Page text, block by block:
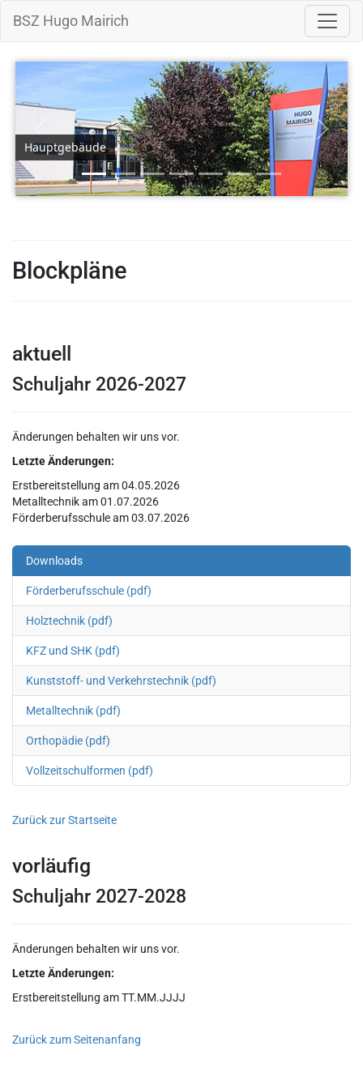
BSZ Hugo Mairich
Hauptgebäude
Zurück Weiter
Blockpläne
aktuell
Schuljahr 2026-2027
Änderungen behalten wir uns vor.
Letzte Änderungen:
Erstbereitstellung am 04.05.2026
Metalltechnik am 01.07.2026
Förderberufsschule am 03.07.2026
Downloads
Förderberufsschule (pdf)
Holztechnik (pdf)
KFZ und SHK (pdf)
Kunststoff- und Verkehrstechnik (pdf)
Metalltechnik (pdf)
Orthopädie (pdf)
Vollzeitschulformen (pdf)
Zurück zur Startseite
vorläufig
Schuljahr 2027-2028
Änderungen behalten wir uns vor.
Letzte Änderungen:
Erstbereitstellung am TT.MM.JJJJ
Zurück zum Seitenanfang